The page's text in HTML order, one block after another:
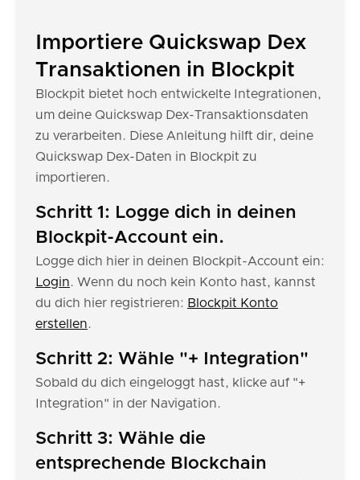
Importiere Quickswap Dex
Transaktionen in Blockpit
Blockpit bietet hoch entwickelte Integrationen,
um deine Quickswap Dex-Transaktionsdaten
zu verarbeiten. Diese Anleitung hilft dir, deine
Quickswap Dex-Daten in Blockpit zu
importieren.
Schritt 1: Logge dich in deinen
Blockpit-Account ein.
Logge dich hier in deinen Blockpit-Account ein:
Login. Wenn du noch kein Konto hast, kannst
du dich hier registrieren: Blockpit Konto
erstellen.
Schritt 2: Wähle "+ Integration"
Sobald du dich eingeloggt hast, klicke auf "+
Integration" in der Navigation.
Schritt 3: Wähle die
entsprechende Blockchain